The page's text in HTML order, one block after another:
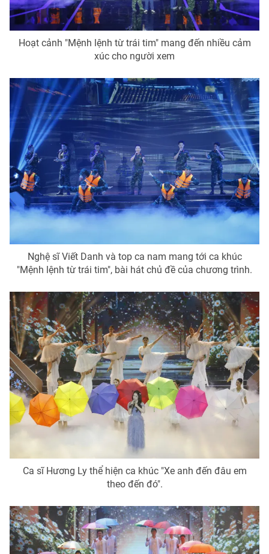
Hoạt cảnh "Mệnh lệnh từ trái tim" mang đến nhiều cảm
xúc cho người xem
Nghệ sĩ Viết Danh và top ca nam mang tới ca khúc
"Mệnh lệnh từ trái tim", bài hát chủ đề của chương trình.
Ca sĩ Hương Ly thể hiện ca khúc "Xe anh đến đâu em
theo đến đó".